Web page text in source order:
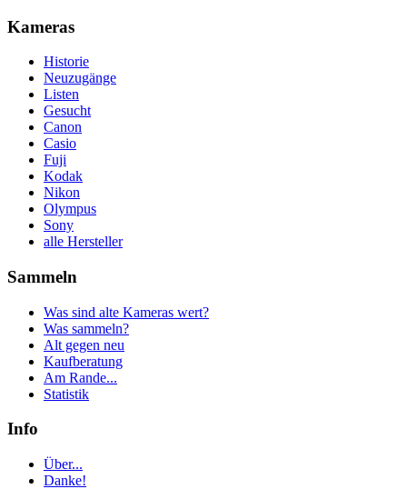
Kameras
Historie
Neuzugänge
Listen
Gesucht
Canon
Casio
Fuji
Kodak
Nikon
Olympus
Sony
alle Hersteller
Sammeln
Was sind alte Kameras wert?
Was sammeln?
Alt gegen neu
Kaufberatung
Am Rande...
Statistik
Info
Über...
Danke!